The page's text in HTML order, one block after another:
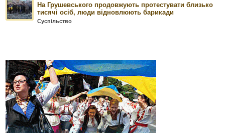
На Грушевського продовжують протестувати близько
тисячі осіб, люди відновлюють барикади
Суспільство